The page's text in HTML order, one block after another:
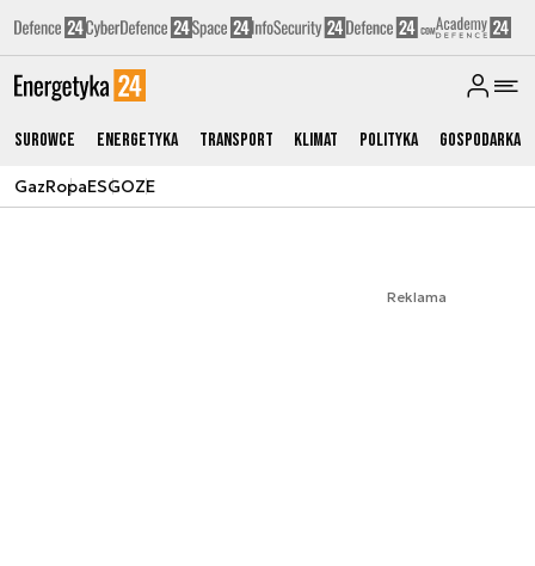
Surowce Energetyka Transport Klimat Polityka Gospodarka
GazRopaESGOZE
Reklama